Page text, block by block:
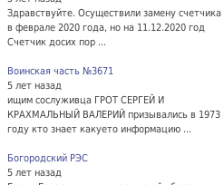
Здравствуйте. Осуществили замену счетчика
в феврале 2020 года, но на 11.12.2020 год
Счетчик досих пор ...
Воинская часть №3671
5 лет назад
ищим сослуживца ГРОТ СЕРГЕЙ И
КРАХМАЛЬНЫЙ ВАЛЕРИЙ призывались в 1973
году кто знает какуето информацию ...
Богородский РЭС
5 лет назад